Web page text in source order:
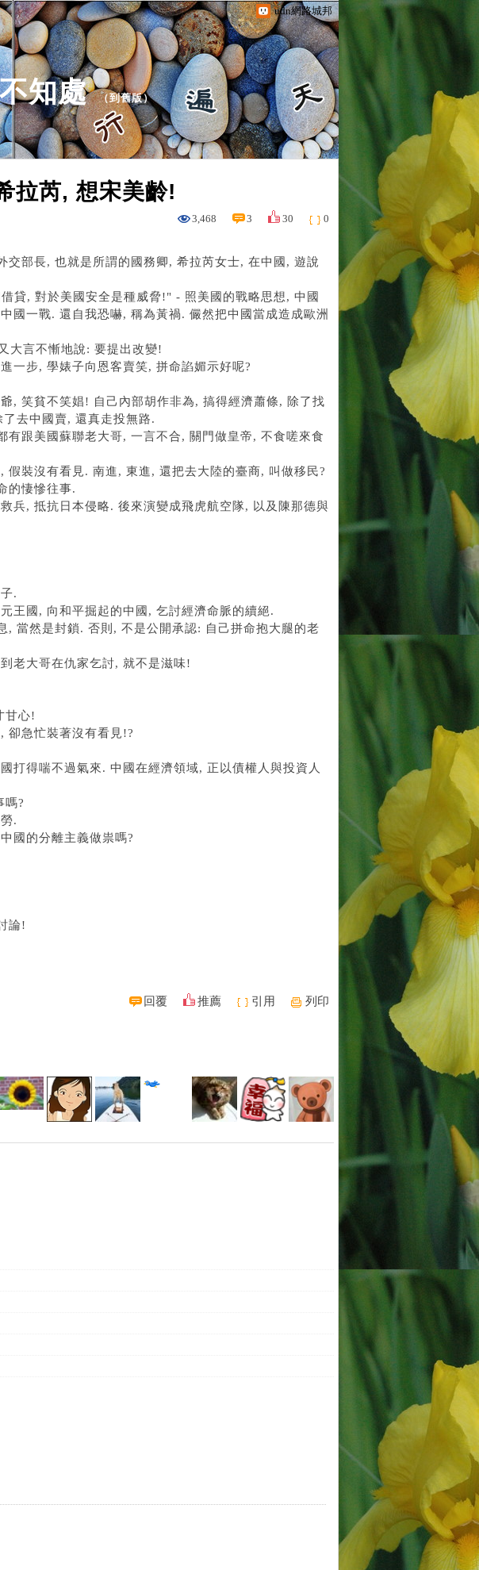
udn網路城邦
知處（到舊版）
拉芮, 想宋美齡!
3,468 3 30 0
交部長, 也就是所謂的國務卿, 希拉芮女士, 在中國, 遊說
貸, 對於美國安全是種威脅!" - 照美國的戰略思想, 中國
國一戰. 還自我恐嚇, 稱為黃禍. 儼然把中國當成造成歐洲
大言不慚地說: 要提出改變!
一步, 學婊子向恩客賣笑, 拼命諂媚示好呢?
, 笑貧不笑娼! 自己內部胡作非為, 搞得經濟蕭條, 除了找
去中國賣, 還真走投無路.
有跟美國蘇聯老大哥, 一言不合, 關門做皇帝, 不食嗟來食
裝沒有看見. 南進, 東進, 還把去大陸的臺商, 叫做移民?
的悽慘往事.
兵, 抵抗日本侵略. 後來演變成飛虎航空隊, 以及陳那德與
.
王國, 向和平掘起的中國, 乞討經濟命脈的續絕.
, 當然是封鎖. 否則, 不是公開承認: 自己拼命抱大腿的老
老大哥在仇家乞討, 就不是滋味!
甘心!
卻急忙裝著沒有看見!?
打得喘不過氣來. 中國在經濟領域, 正以債權人與投資人
嗎?
.
國的分離主義做祟嗎?
論!
回覆 推薦 引用 列印